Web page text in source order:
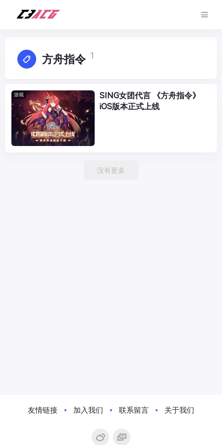
方舟指令 1
游戏
SING女团代言 《方舟指令》
iOS版本正式上线
没有更多
友情链接 加入我们 联系留言 关于我们